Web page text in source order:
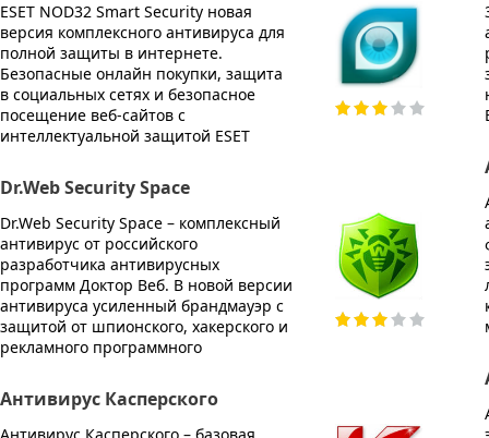
ESET NOD32 Smart Security новая
версия комплексного антивируса для
полной защиты в интернете.
Безопасные онлайн покупки, защита
в социальных сетях и безопасное
посещение веб-сайтов с
интеллектуальной защитой ESET
Dr.Web Security Space
Dr.Web Security Space – комплексный
антивирус от российского
разработчика антивирусных
программ Доктор Веб. В новой версии
антивируса усиленный брандмауэр с
защитой от шпионского, хакерского и
рекламного программного
Антивирус Касперского
Avira
всех
AVG
AVG